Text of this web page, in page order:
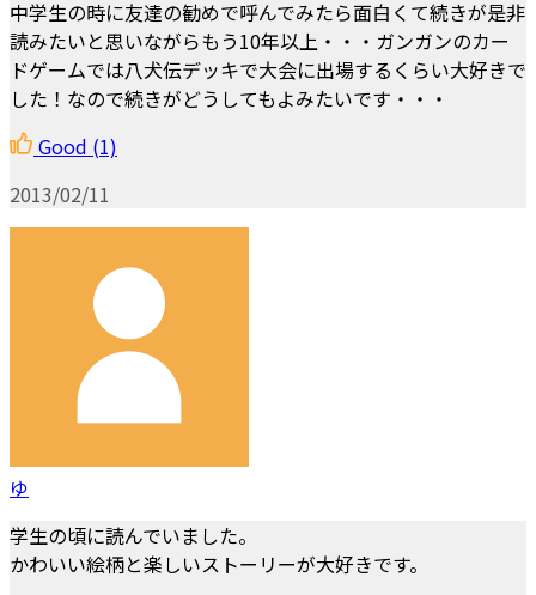
中学生の時に友達の勧めで呼んでみたら面白くて続きが是非
読みたいと思いながらもう10年以上・・・ガンガンのカー
ドゲームでは八犬伝デッキで大会に出場するくらい大好きで
した！なので続きがどうしてもよみたいです・・・
Good (1)
2013/02/11
ゆ
学生の頃に読んでいました。
かわいい絵柄と楽しいストーリーが大好きです。